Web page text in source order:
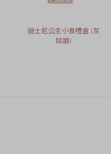
迪士尼公主小食禮盒 (灰
姑娘)